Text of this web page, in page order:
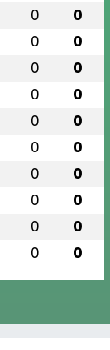
0 0
0 0
0 0
0 0
0 0
0 0
0 0
0 0
0 0
0 0